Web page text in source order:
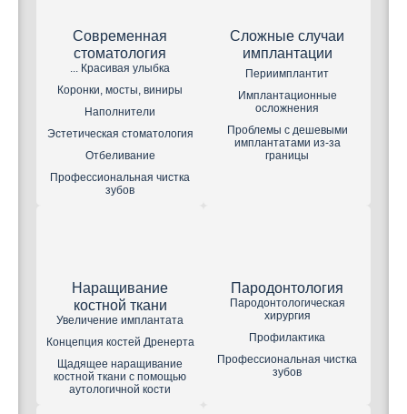
Современная
стоматология
... Красивая улыбка
Коронки, мосты, виниры
Наполнители
Эстетическая стоматология
Отбеливание
Профессиональная чистка
зубов
Сложные случаи
имплантации
Периимплантит
Имплантационные
осложнения
Проблемы с дешевыми
имплантатами из-за
границы
Наращивание
костной ткани
Увеличение имплантата
Концепция костей Дренерта
Щадящее наращивание
костной ткани с помощью
аутологичной кости
Пародонтология
Пародонтологическая
хирургия
Профилактика
Профессиональная чистка
зубов